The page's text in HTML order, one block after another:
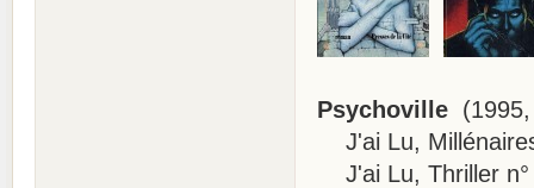
Psychoville
J'ai Lu,
J'ai Lu, Thriller n°